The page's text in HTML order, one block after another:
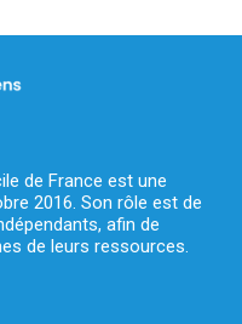
de France est une
2016. Son rôle est de
afin de
de leurs ressources.